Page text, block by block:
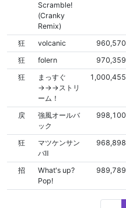
Scramble!
(Cranky
Remix)
狂 volcanic 960,570
狂
folern 970,359
狂
まっすぐ
→→→ストリ
ーム！
1,000,455
戻
強風オールバ
ック
998,100
狂
マツケンサン
バⅡ
968,898
招
What's up?
Pop!
989,789